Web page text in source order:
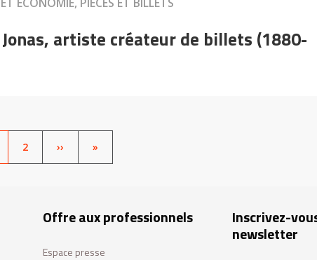
artiste créateur de billets (1880-
PAGE
2 SUIVANT
›› LAST
»
Offre aux professionnels
Espace presse
Inscrivez-
newsletter